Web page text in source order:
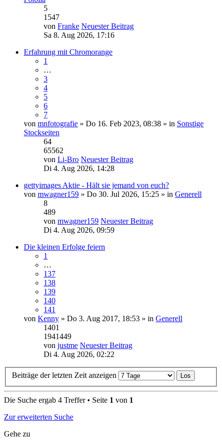
5
1547
von Franke Neuester Beitrag
Sa 8. Aug 2026, 17:16
Erfahrung mit Chromorange
1
…
3
4
5
6
7
von mnfotografie » Do 16. Feb 2023, 08:38 » in Sonstige
Stockseiten
64
65562
von Li-Bro Neuester Beitrag
Di 4. Aug 2026, 14:28
gettyimages Aktie - Hält sie jemand von euch?
von mwagner159 » Do 30. Jul 2026, 15:25 » in Generell
8
489
von mwagner159 Neuester Beitrag
Di 4. Aug 2026, 09:59
Die kleinen Erfolge feiern
1
…
137
138
139
140
141
von Kenny » Do 3. Aug 2017, 18:53 » in Generell
1401
1941449
von justme Neuester Beitrag
Di 4. Aug 2026, 02:22
Beiträge der letzten Zeit anzeigen
Die Suche ergab 4 Treffer • Seite 1 von 1
Zur erweiterten Suche
Gehe zu